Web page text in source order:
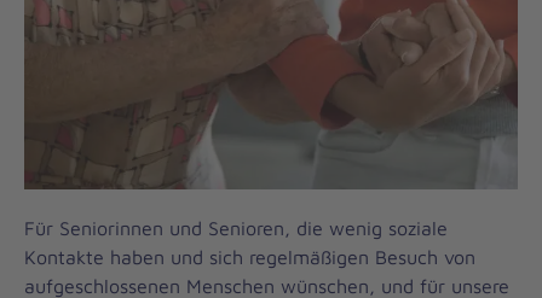
Für Seniorinnen und Senioren, die wenig soziale
Kontakte haben und sich regelmäßigen Besuch von
aufgeschlossenen Menschen wünschen, und für unsere